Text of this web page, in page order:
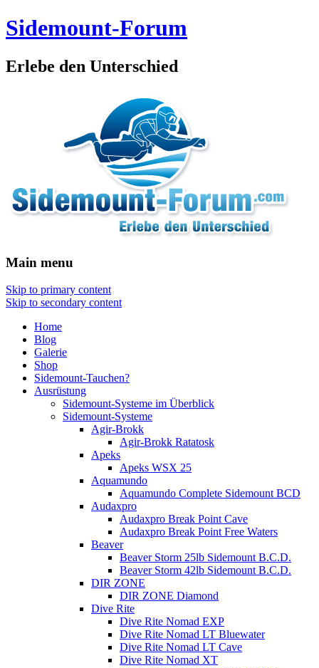
Sidemount-Forum
Erlebe den Unterschied
Main menu
Skip to primary content
Skip to secondary content
Home
Blog
Galerie
Shop
Sidemount-Tauchen?
Ausrüstung
Sidemount-Systeme im Überblick
Sidemount-Systeme
Agir-Brokk
Agir-Brokk Ratatosk
Apeks
Apeks WSX 25
Aquamundo
Aquamundo Complete Sidemount BCD
Audaxpro
Audaxpro Break Point Cave
Audaxpro Break Point Free Waters
Beaver
Beaver Storm 25lb Sidemount B.C.D.
Beaver Storm 42lb Sidemount B.C.D.
DIR ZONE
DIR ZONE Diamond
Dive Rite
Dive Rite Nomad EXP
Dive Rite Nomad LT Bluewater
Dive Rite Nomad LT Cave
Dive Rite Nomad XT